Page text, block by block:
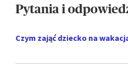
Pytania i
Czym zająć dziecko na